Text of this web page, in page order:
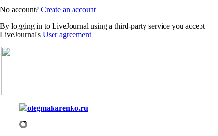
No account? Create an account
By logging in to LiveJournal using a third-party service you accept
LiveJournal's User agreement
olegmakarenko.ru